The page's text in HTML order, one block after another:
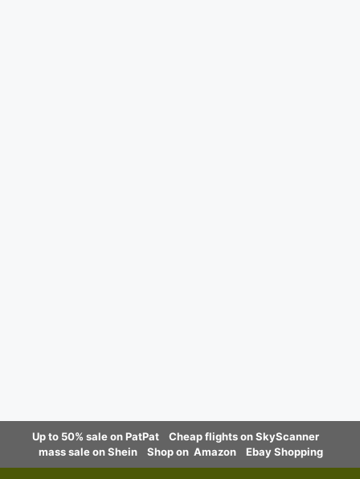
content
Up to 50% sale on PatPat
Cheap flights on SkyScanner
mass sale on Shein
Shop on Amazon Ebay Shopping